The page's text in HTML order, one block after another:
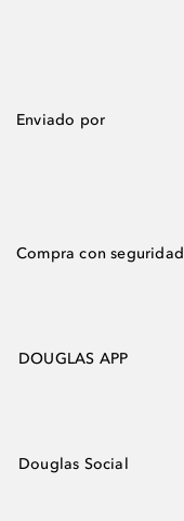
Enviado por
Compra con seguridad
DOUGLAS APP
Douglas Social